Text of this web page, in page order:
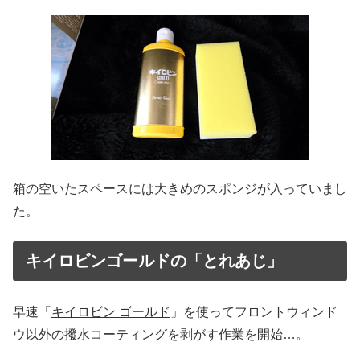
箱の空いたスペースには大きめのスポンジが入っていまし
た。
キイロビンゴールドの「とれあじ」
早速「 キイロビン ゴールド 」を使ってフロントウィンド
ウ以外の撥水コーティングを剥がす作業を開始…。